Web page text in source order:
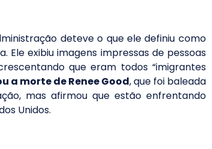
deteve o que ele definiu como
Ele exibiu imagens impressas de pessoas
que eram todos “imigrantes
a morte de Renee Good, que foi baleada
mas afirmou que estão enfrentando
Unidos.